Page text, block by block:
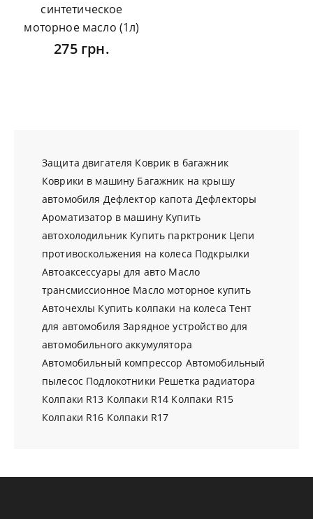
синтетическое
моторное масло (1л)
275 грн.
Защита двигателя Коврик в багажник
Коврики в машину Багажник на крышу
автомобиля Дефлектор капота Дефлекторы
Ароматизатор в машину Купить
автохолодильник Купить парктроник Цепи
противоскольжения на колеса Подкрылки
Автоаксессуары для авто Масло
трансмиссионное Масло моторное купить
Авточехлы Купить колпаки на колеса Тент
для автомобиля Зарядное устройство для
автомобильного аккумулятора
Автомобильный компрессор Автомобильный
пылесос Подлокотники Решетка радиатора
Колпаки R13 Колпаки R14 Колпаки R15
Колпаки R16 Колпаки R17